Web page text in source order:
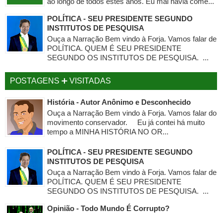
POLÍTICA - SEU PRESIDENTE SEGUNDO
INSTITUTOS DE PESQUISA
Ouça a Narração Bem vindo à Forja. Vamos falar de
POLÍTICA. QUEM É SEU PRESIDENTE
SEGUNDO OS INSTITUTOS DE PESQUISA. ...
POSTAGENS ➕ VISITADAS
História - Autor Anônimo e Desconhecido
Ouça a Narração Bem vindo à Forja. Vamos falar do
movimento conservador. Eu já contei há muito
tempo a MINHA HISTÓRIA NO OR...
POLÍTICA - SEU PRESIDENTE SEGUNDO
INSTITUTOS DE PESQUISA
Ouça a Narração Bem vindo à Forja. Vamos falar de
POLÍTICA. QUEM É SEU PRESIDENTE
SEGUNDO OS INSTITUTOS DE PESQUISA. ...
Opinião - Todo Mundo É Corrupto?